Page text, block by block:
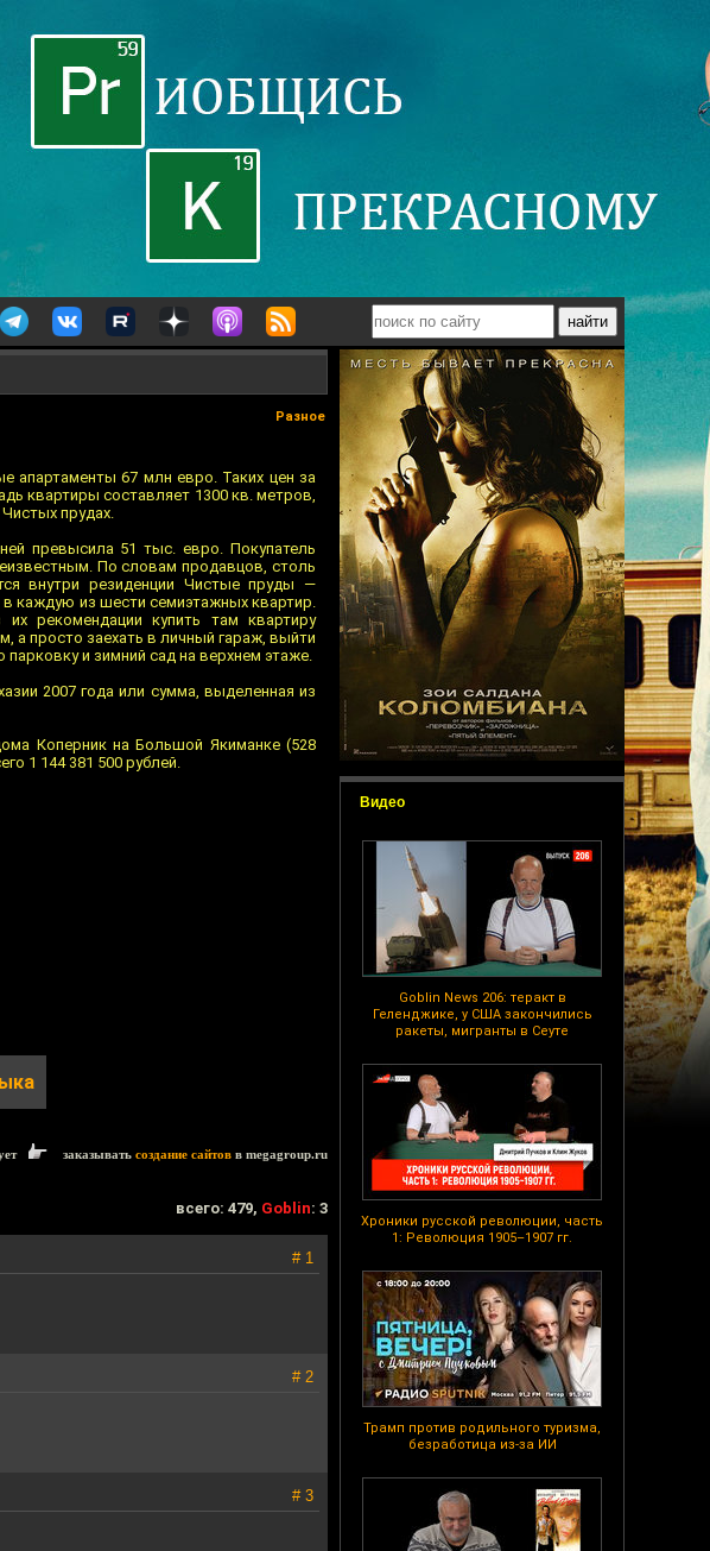
Видео
Goblin News 206: теракт в
Геленджике, у США закончились
ракеты, мигранты в Сеуте
Хроники русской революции, часть
1: Революция 1905–1907 гг.
Трамп против родильного туризма,
безработица из-за ИИ
Разное
апартаменты 67 млн евро. Таких цен за
квартиры составляет 1300 кв. метров,
прудах.
превысила 51 тыс. евро. Покупатель
По словам продавцов, столь
внутри резиденции Чистые пруды —
каждую из шести семиэтажных квартир.
рекомендации купить там квартиру
а просто заехать в личный гараж, выйти
и зимний сад на верхнем этаже.
2007 года или сумма, выделенная из
Коперник на Большой Якиманке (528
1 144 381 500 рублей.
заказывать создание сайтов в megagroup.ru
всего: 479, Goblin: 3
# 1
# 2
# 3